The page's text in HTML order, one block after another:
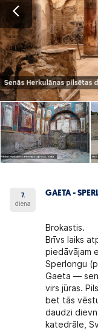
7.
diena
GAETA -
Brokastis.
Brīvs laiks
piedāvājam
Sperlongu
Gaeta —
virs jūras.
bet tās
daudzi
katedrāle,